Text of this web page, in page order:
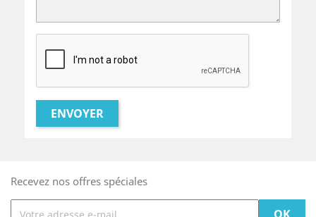
Recevez nos offres spéciales